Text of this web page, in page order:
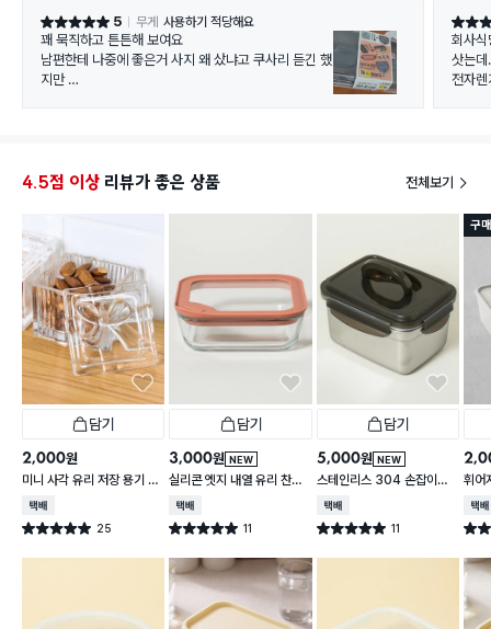
별점 5점 5 무게 사용하기 적당해요
꽤 묵직하고 튼튼해 보여요
남편한테 나중에 좋은거 사지 왜 샀냐고 쿠사리 듣긴 했
지만
을것 같아요ㅎ
별점 5
회사식
삿는
전자렌
4.5점 이상 리뷰가 좋은 상품 전체보기
담기
2,000원
미니 사각 유리 저장 용기 13
0 ml
택배배송
별점 5.0점 25
건 작성
담기
NEW
3,000원
실리콘 엣지 내열 유리 찬통
550 ml
택배배송
별점 5.0점 11
건 작성
담기
NEW
5,000원
스테인리스 304 손잡이형
대용량 찬통 2.2 L
택배배송
별점 5.0점 11
건 작성
구
휘어
2 L
택배
별점